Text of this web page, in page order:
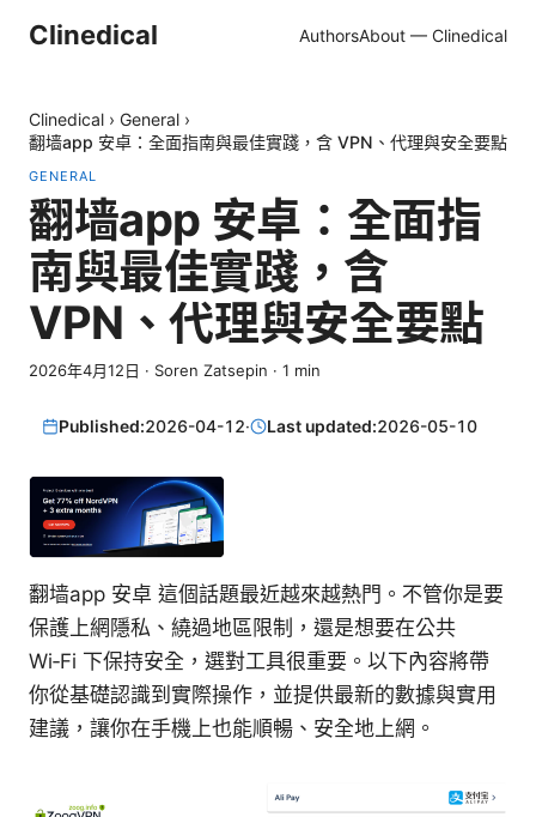
Clinedical AuthorsAbout — Clinedical
Clinedical › General ›
翻墙app 安卓：全面指南與最佳實踐，含 VPN、代理與安全要點
GENERAL
翻墙app 安卓：全面指
南與最佳實踐，含
VPN、代理與安全要點
2026年4月12日 · Soren Zatsepin · 1 min
Published:2026-04-12· Last updated:2026-05-10
翻墙app 安卓 這個話題最近越來越熱門。不管你是要
保護上網隱私、繞過地區限制，還是想要在公共
Wi‑Fi 下保持安全，選對工具很重要。以下內容將帶
你從基礎認識到實際操作，並提供最新的數據與實用
建議，讓你在手機上也能順暢、安全地上網。